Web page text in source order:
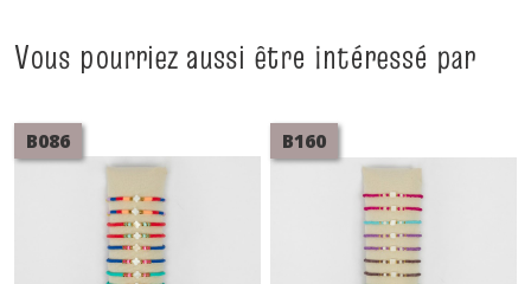
Vous pourriez aussi être intéressé par
B086 B160